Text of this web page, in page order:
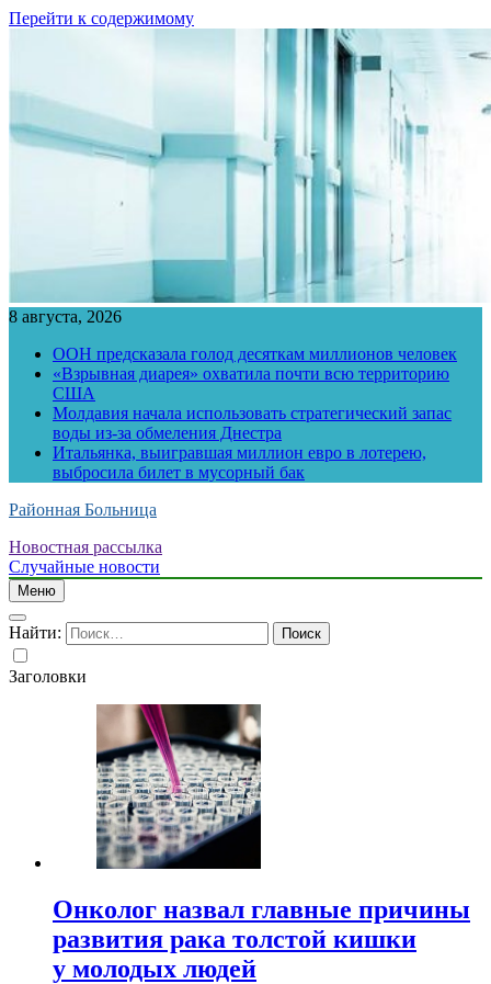
Перейти к содержимому
8 августа, 2026
ООН предсказала голод десяткам миллионов человек
«Взрывная диарея» охватила почти всю территорию
США
Молдавия начала использовать стратегический запас
воды из-за обмеления Днестра
Итальянка, выигравшая миллион евро в лотерею,
выбросила билет в мусорный бак
Районная Больница
Новостная рассылка
Случайные новости
Меню
Найти:
Заголовки
Онколог назвал главные причины
развития рака толстой кишки
у молодых людей